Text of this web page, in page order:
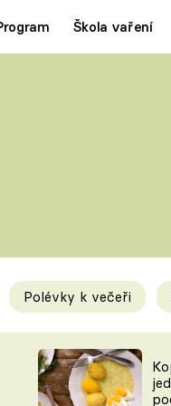
Škola vaření
Tipy a
KAM ZA
Polévky k večeři